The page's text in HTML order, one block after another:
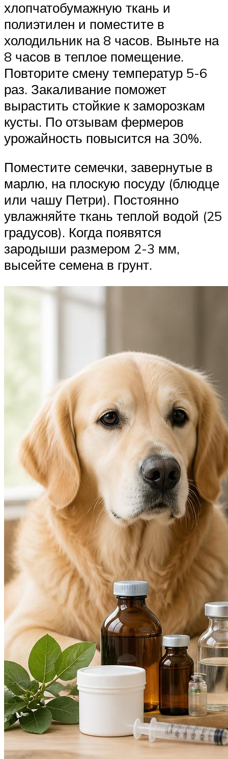
хлопчатобумажную ткань и
полиэтилен и поместите в
холодильник на 8 часов. Выньте на
8 часов в теплое помещение.
Повторите смену температур 5-6
раз. Закаливание поможет
вырастить стойкие к заморозкам
кусты. По отзывам фермеров
урожайность повысится на 30%.
Поместите семечки, завернутые в
марлю, на плоскую посуду (блюдце
или чашу Петри). Постоянно
увлажняйте ткань теплой водой (25
градусов). Когда появятся
зародыши размером 2-3 мм,
высейте семена в грунт.